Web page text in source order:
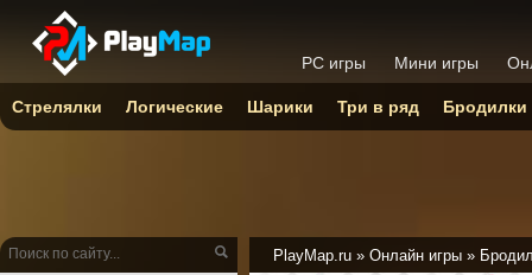
PlayMap.ru » Онлайн игры »
PC игры Мини игры
Стрелялки Логические Шарики Три в ряд Бродилки